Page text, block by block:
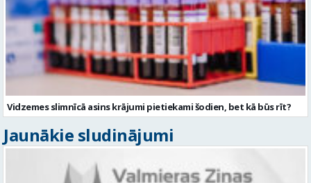
Vidzemes slimnīcā asins krājumi pietiekami šodien, bet kā būs rīt?
Jaunākie sludinājumi